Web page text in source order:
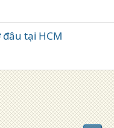
tại HCM